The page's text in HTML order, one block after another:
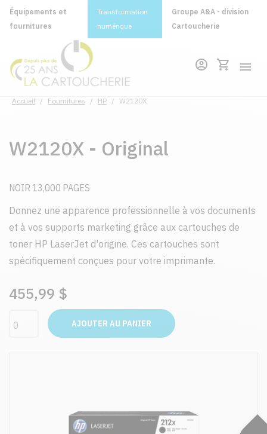
Équipements et
fournitures
Transformation
numérique
Groupe A&A - division
Cartoucherie
Accueil / Fournitures / HP / W2120X
W2120X - Original
NOIR 13,000 PAGES
Donnez une apparence professionnelle à vos documents
et à vos supports marketing grâce aux cartouches de
toner HP LaserJet d'origine. Ces cartouches sont
spécifiquement conçues pour votre imprimante.
455,99 $
AJOUTER AU PANIER